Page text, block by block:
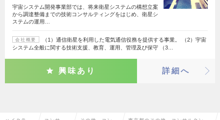
宇宙システム開発事業部では、将来衛星システムの構想立案
から調達整備までの技術コンサルティングをはじめ、衛星シ
ステムの運用…
会社概要
（1）通信衛星を利用した電気通信役務を提供する事業。 （2）宇宙
システム全般に関する技術支援、教育、運用、管理及び保守 （3…
興味あり 詳細へ